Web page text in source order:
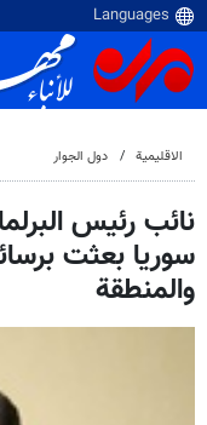
الاقلیمیة دول الجوار
نائب رئيس
سوريا بعثت
والمنطقة